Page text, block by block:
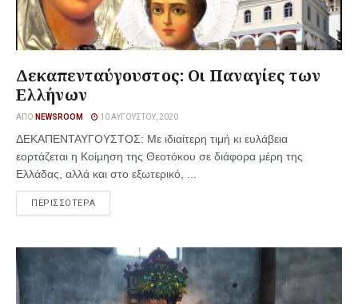
Δεκαπενταύγουστος: Οι Παναγίες των
Ελλήνων
ΑΠΌ NEWSROOM 10 ΑΥΓΟΎΣΤΟΥ, 2020
ΔΕΚΑΠΕΝΤΑΥΓΟΥΣΤΟΣ: Με ιδιαίτερη τιμή κι ευλάβεια
εορτάζεται η Κοίμηση της Θεοτόκου σε διάφορα μέρη της
Ελλάδας, αλλά και στο εξωτερικό, ...
ΠΕΡΙΣΣΟΤΕΡΑ